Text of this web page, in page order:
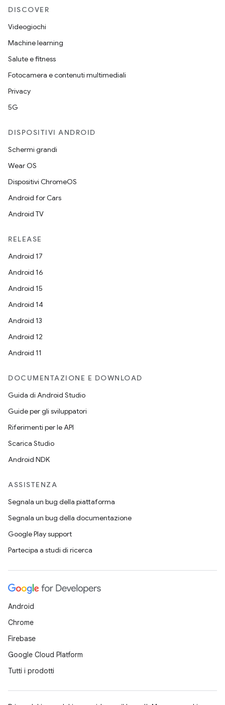
DISCOVER
Videogiochi
Machine learning
Salute e fitness
Fotocamera e contenuti multimediali
Privacy
5G
DISPOSITIVI ANDROID
Schermi grandi
Wear OS
Dispositivi ChromeOS
Android for Cars
Android TV
RELEASE
Android 17
Android 16
Android 15
Android 14
Android 13
Android 12
Android 11
DOCUMENTAZIONE E DOWNLOAD
Guida di Android Studio
Guide per gli sviluppatori
Riferimenti per le API
Scarica Studio
Android NDK
ASSISTENZA
Segnala un bug della piattaforma
Segnala un bug della documentazione
Google Play support
Partecipa a studi di ricerca
Android
Chrome
Firebase
Google Cloud Platform
Tutti i prodotti